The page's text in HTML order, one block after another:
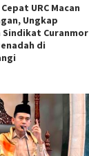
URC Macan
Ungkap
Sindikat Curanmor
di